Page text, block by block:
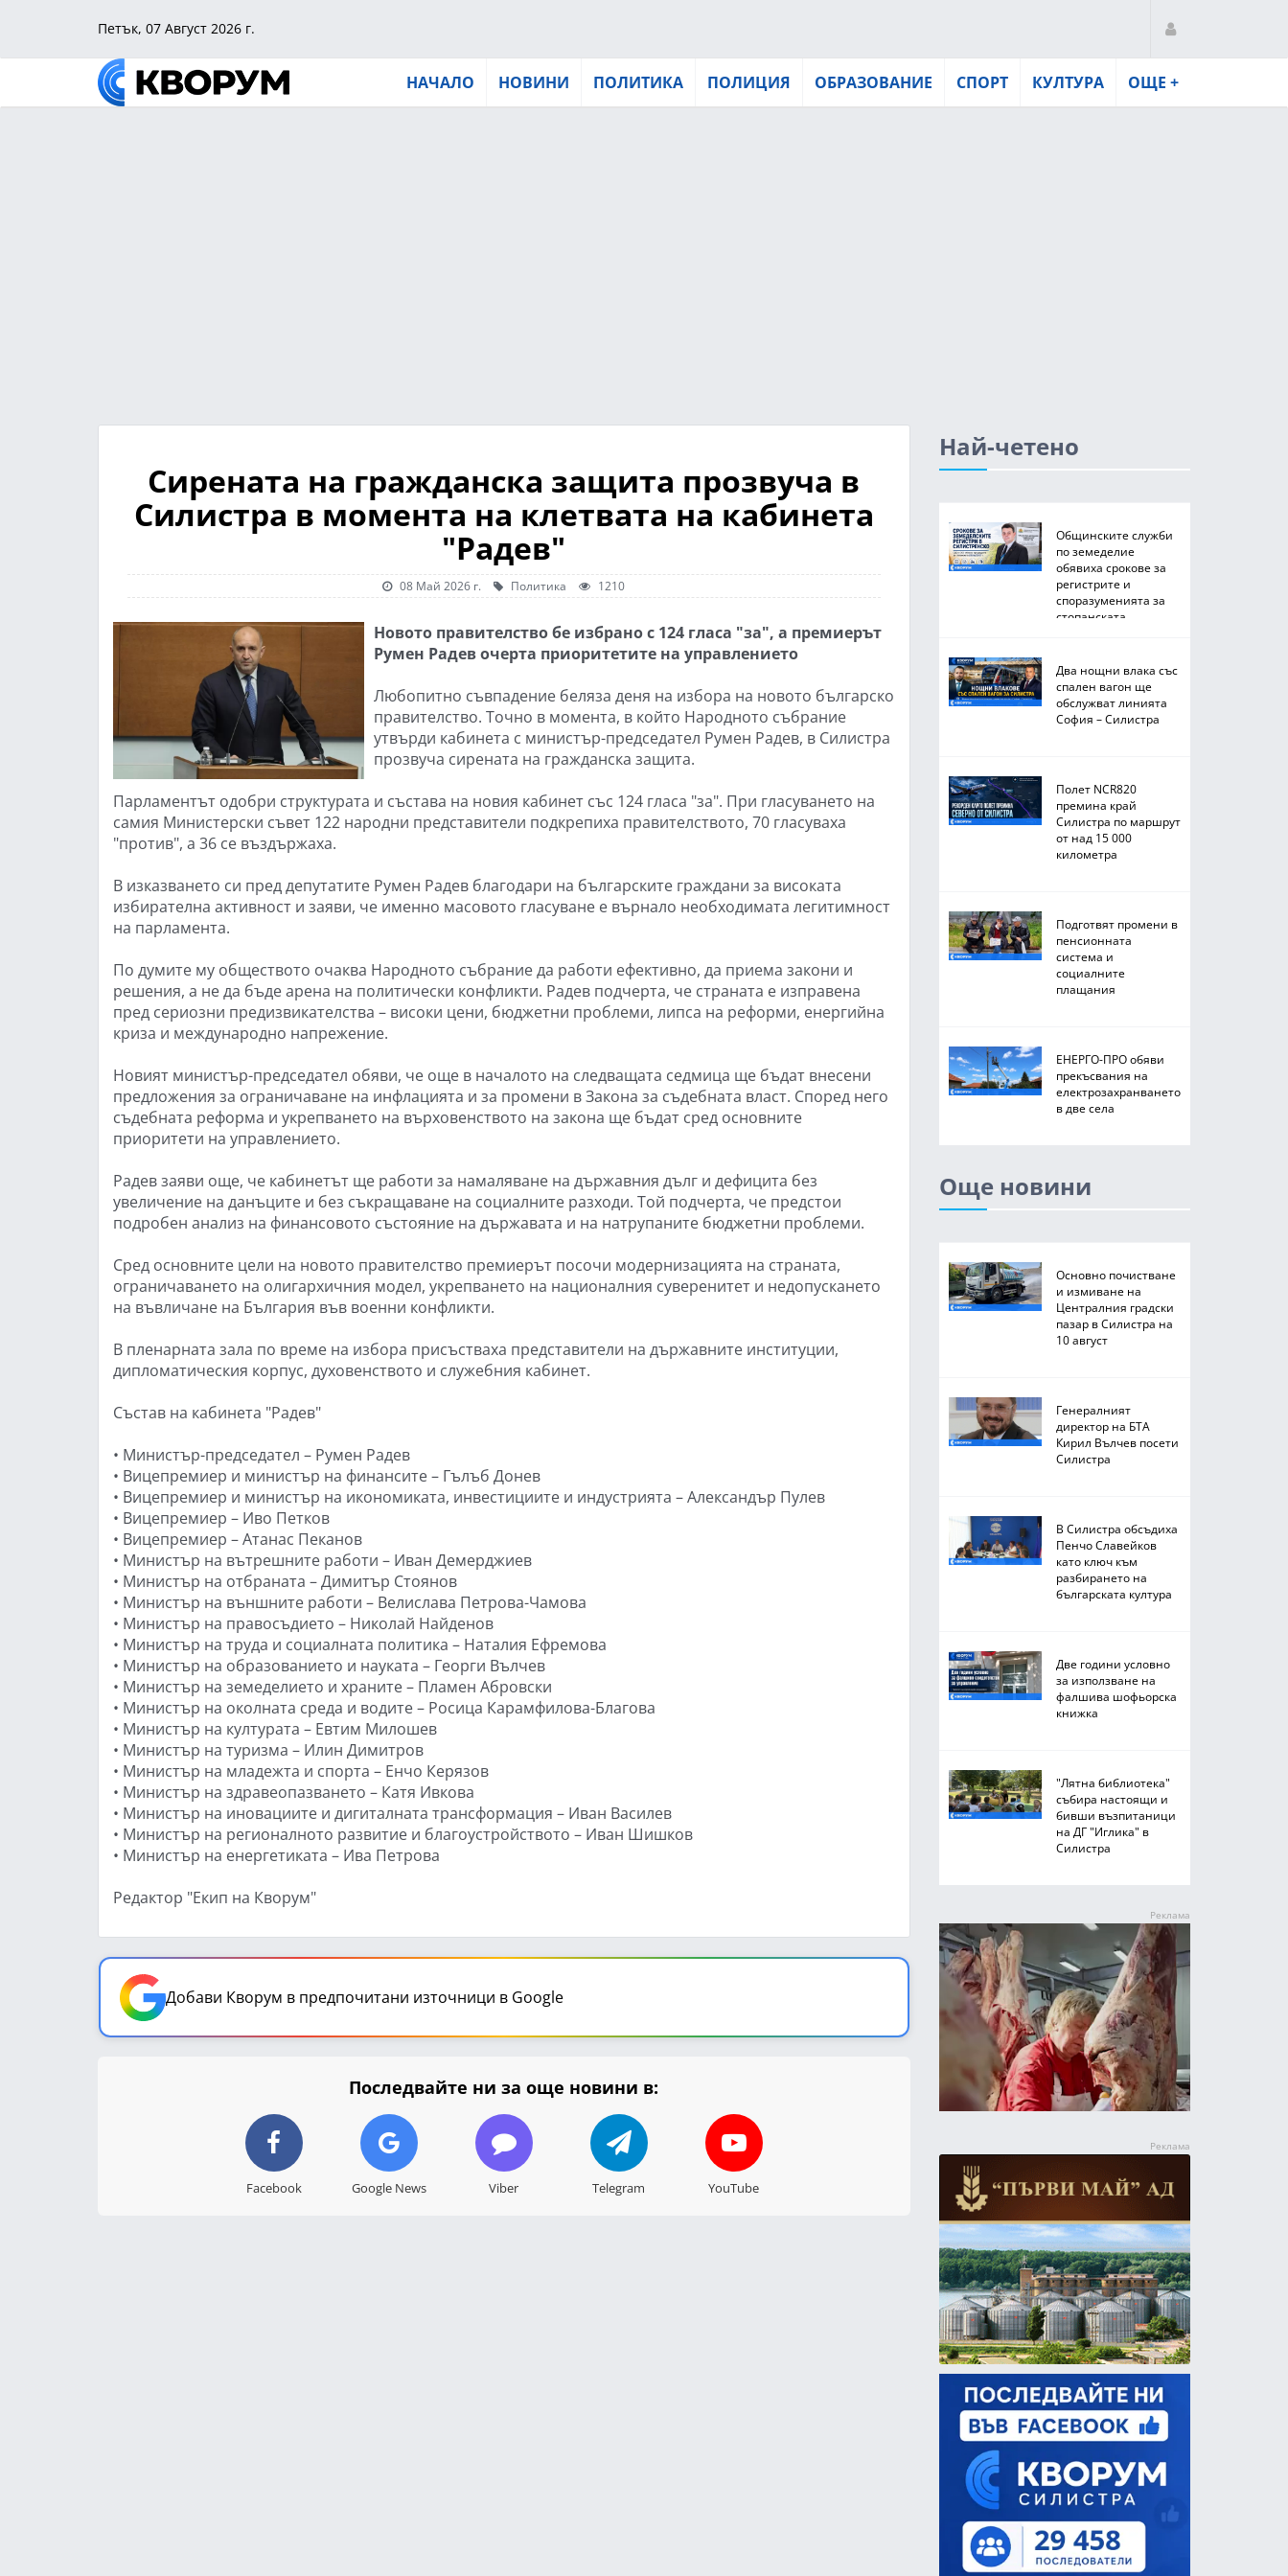
Петък, 07 Август 2026 г.
НАЧАЛО НОВИНИ ПОЛИТИКА ПОЛИЦИЯ ОБРАЗОВАНИЕ СПОРТ КУЛТУРА ОЩЕ +
Сирената на гражданска защита прозвуча в
Силистра в момента на клетвата на кабинета
"Радев"
08 Май 2026 г. Политика 1210
Новото правителство бе избрано с 124 гласа "за", а премиерът
Румен Радев очерта приоритетите на управлението
Любопитно съвпадение беляза деня на избора на новото българско
правителство. Точно в момента, в който Народното събрание
утвърди кабинета с министър-председател Румен Радев, в Силистра
прозвуча сирената на гражданска защита.
Парламентът одобри структурата и състава на новия кабинет със 124 гласа "за". При гласуването на
самия Министерски съвет 122 народни представители подкрепиха правителството, 70 гласуваха
"против", а 36 се въздържаха.
В изказването си пред депутатите Румен Радев благодари на българските граждани за високата
избирателна активност и заяви, че именно масовото гласуване е върнало необходимата легитимност
на парламента.
По думите му обществото очаква Народното събрание да работи ефективно, да приема закони и
решения, а не да бъде арена на политически конфликти. Радев подчерта, че страната е изправена
пред сериозни предизвикателства – високи цени, бюджетни проблеми, липса на реформи, енергийна
криза и международно напрежение.
Новият министър-председател обяви, че още в началото на следващата седмица ще бъдат внесени
предложения за ограничаване на инфлацията и за промени в Закона за съдебната власт. Според него
съдебната реформа и укрепването на върховенството на закона ще бъдат сред основните
приоритети на управлението.
Радев заяви още, че кабинетът ще работи за намаляване на държавния дълг и дефицита без
увеличение на данъците и без съкращаване на социалните разходи. Той подчерта, че предстои
подробен анализ на финансовото състояние на държавата и на натрупаните бюджетни проблеми.
Сред основните цели на новото правителство премиерът посочи модернизацията на страната,
ограничаването на олигархичния модел, укрепването на националния суверенитет и недопускането
на въвличане на България във военни конфликти.
В пленарната зала по време на избора присъстваха представители на държавните институции,
дипломатическия корпус, духовенството и служебния кабинет.
Състав на кабинета "Радев"
• Министър-председател – Румен Радев
• Вицепремиер и министър на финансите – Гълъб Донев
• Вицепремиер и министър на икономиката, инвестициите и индустрията – Александър Пулев
• Вицепремиер – Иво Петков
• Вицепремиер – Атанас Пеканов
• Министър на вътрешните работи – Иван Демерджиев
• Министър на отбраната – Димитър Стоянов
• Министър на външните работи – Велислава Петрова-Чамова
• Министър на правосъдието – Николай Найденов
• Министър на труда и социалната политика – Наталия Ефремова
• Министър на образованието и науката – Георги Вълчев
• Министър на земеделието и храните – Пламен Абровски
• Министър на околната среда и водите – Росица Карамфилова-Благова
• Министър на културата – Евтим Милошев
• Министър на туризма – Илин Димитров
• Министър на младежта и спорта – Енчо Керязов
• Министър на здравеопазването – Катя Ивкова
• Министър на иновациите и дигиталната трансформация – Иван Василев
• Министър на регионалното развитие и благоустройството – Иван Шишков
• Министър на енергетиката – Ива Петрова
Редактор "Екип на Кворум"
Добави Кворум в предпочитани източници в Google
Последвайте ни за още новини в:
Facebook Google News Viber Telegram YouTube
Най-четено
Общинските служби
по земеделие
обявиха срокове за
регистрите и
споразуменията за
стопанската
Два нощни влака със
спален вагон ще
обслужват линията
София – Силистра
Полет NCR820
премина край
Силистра по маршрут
от над 15 000
километра
Подготвят промени в
пенсионната
система и
социалните
плащания
ЕНЕРГО-ПРО обяви
прекъсвания на
електрозахранването
в две села
Още новини
Основно почистване
и измиване на
Централния градски
пазар в Силистра на
10 август
Генералният
директор на БТА
Кирил Вълчев посети
Силистра
В Силистра обсъдиха
Пенчо Славейков
като ключ към
разбирането на
българската култура
Две години условно
за използване на
фалшива шофьорска
книжка
"Лятна библиотека"
събира настоящи и
бивши възпитаници
на ДГ "Иглика" в
Силистра